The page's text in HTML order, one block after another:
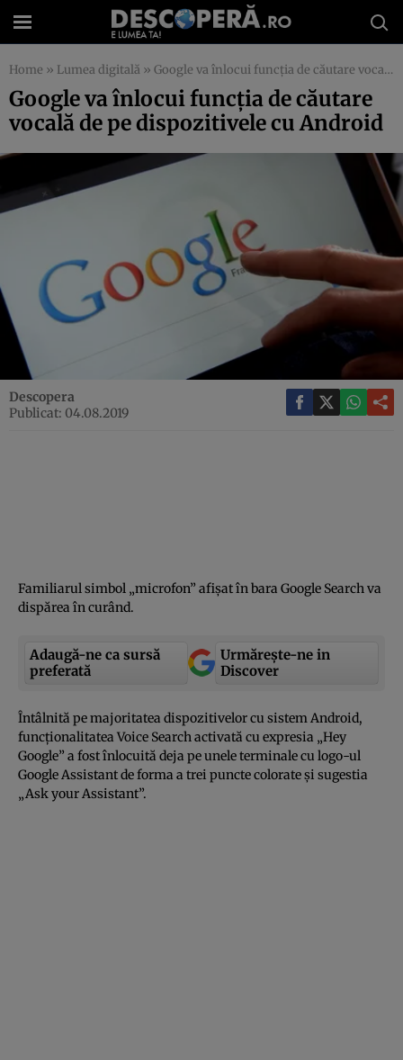
Home » Lumea digitală » Google va înlocui funcţia de căutare vocală de pe dispozitivele cu Android
Google va înlocui funcţia de căutare
vocală de pe dispozitivele cu Android
Descopera
Publicat: 04.08.2019
Familiarul simbol „microfon” afişat în bara Google Search va
dispărea în curând.
Adaugă-ne ca sursă
preferată
Urmărește-ne in
Discover
Întâlnită pe majoritatea dispozitivelor cu sistem Android,
funcţionalitatea Voice Search activată cu expresia „Hey
Google” a fost înlocuită deja pe unele terminale cu logo-ul
Google Assistant de forma a trei puncte colorate şi sugestia
„Ask your Assistant”.